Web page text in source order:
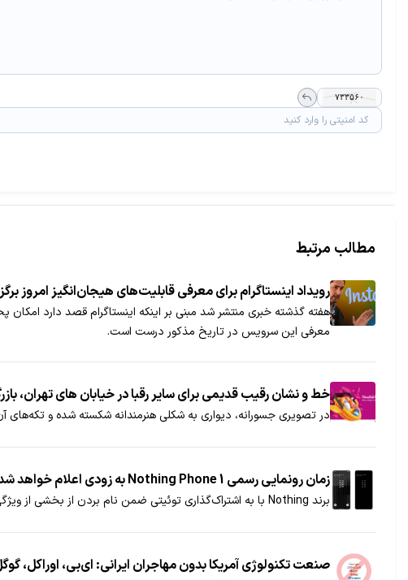
مطالب مرتبط
رویداد اینستاگرام برای معرفی قابلیت‌های هیجان‌انگیز امروز
معرفی این سرویس در تاریخ مذکور درست است.
خط و نشان رقیب قدیمی برای سایر رقبا در خیابان های تهران،
در تصویری جسورانه، دیواری به شکلی هنرمندانه شکسته شده و تکه‌های
زمان رونمایی رسمی Nothing Phone 1 به زودی اعلام خواهد شد
برند Nothing با به اشتراک‌گذاری توئیتی ضمن نام بردن از بخشی از ویژگی‌های Nothing Phone (1) اعلام کرد که زمان رونمایی اولین گوشی خود به زودی اعلام خواهد شد.
صنعت تکنولوژی آمریکا بدون مهاجران ایرانی: ای‌بی، اوراکل،